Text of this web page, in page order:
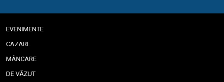
EVENIMENTE
CAZARE
MÂNCARE
DE VĂZUT